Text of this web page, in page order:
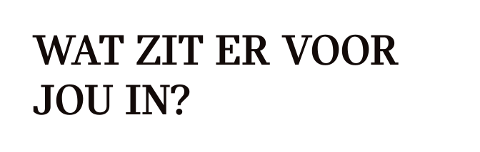
WAT ZIT ER VOOR
JOU IN?